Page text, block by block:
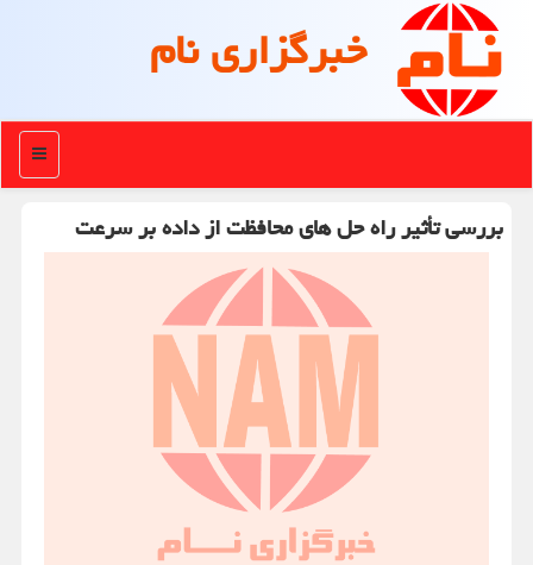
خبرگزاری نام
منو
بررسی تأثیر راه حل های محافظت از داده بر سرعت